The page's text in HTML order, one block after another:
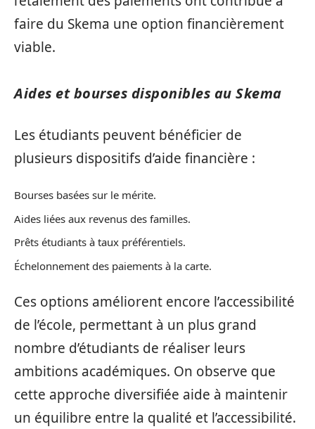
faire du Skema une option financièrement
viable.
Aides et bourses disponibles au Skema
Les étudiants peuvent bénéficier de
plusieurs dispositifs d’aide financière :
Bourses basées sur le mérite.
Aides liées aux revenus des familles.
Prêts étudiants à taux préférentiels.
Échelonnement des paiements à la carte.
Ces options améliorent encore l’accessibilité
de l’école, permettant à un plus grand
nombre d’étudiants de réaliser leurs
ambitions académiques. On observe que
cette approche diversifiée aide à maintenir
un équilibre entre la qualité et l’accessibilité.